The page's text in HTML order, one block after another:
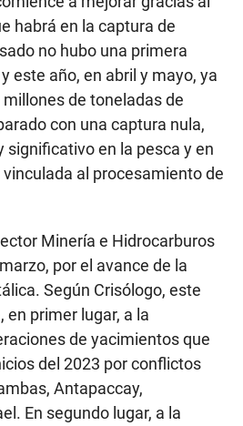
habrá en la captura de
no hubo una primera
este año, en abril y mayo, ya
de toneladas de
con una captura nula,
significativo en la pesca y en
al procesamiento de
Minería e Hidrocarburos
por el avance de la
Según Crisólogo, este
primer lugar, a la
de yacimientos que
del 2023 por conflictos
Antapaccay,
En segundo lugar, a la